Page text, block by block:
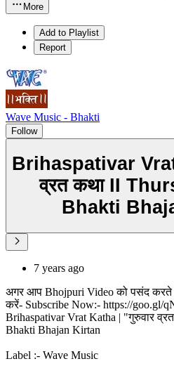
More
Add to Playlist
Report
Wave Music - Bhakti
Follow
Brihaspativar
व्रत कथा II
Bhakti
7 years ago
अगर आप Bhojpuri Video को पसंद करते
करें- Subscribe Now:- https://goo.gl/
Brihaspativar Vrat Katha | "गुरुवार
Bhakti Bhajan Kirtan
Label :- Wave Music